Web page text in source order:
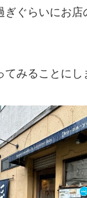
ぎぐらいにお
みることにし